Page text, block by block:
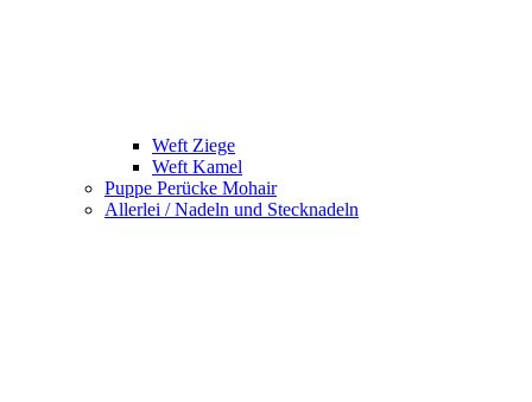
Weft Ziege
Weft Kamel
Puppe Perücke Mohair
Allerlei / Nadeln und Stecknadeln